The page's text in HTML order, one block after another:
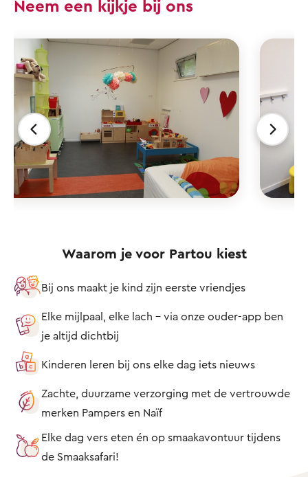
Neem een kijkje bij ons
Waarom je voor Partou kiest
Bij ons maakt je kind zijn eerste vriendjes
Elke mijlpaal, elke lach – via onze ouder-app ben
je altijd dichtbij
Kinderen leren bij ons elke dag iets nieuws
Zachte, duurzame verzorging met de vertrouwde
merken Pampers en Naïf
Elke dag vers eten én op smaakavontuur tijdens
de Smaaksafari!